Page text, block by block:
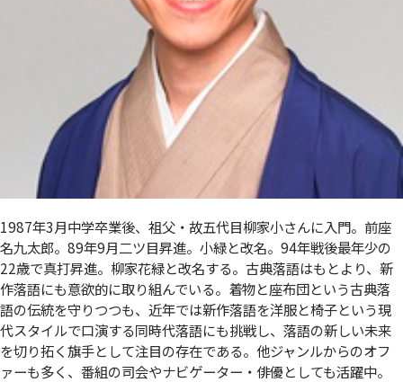
1987年3月中学卒業後、祖父・故五代目柳家小さんに入門。前座
名九太郎。89年9月二ツ目昇進。小緑と改名。94年戦後最年少の
22歳で真打昇進。柳家花緑と改名する。古典落語はもとより、新
作落語にも意欲的に取り組んでいる。着物と座布団という古典落
語の伝統を守りつつも、近年では新作落語を洋服と椅子という現
代スタイルで口演する同時代落語にも挑戦し、落語の新しい未来
を切り拓く旗手として注目の存在である。他ジャンルからのオフ
ァーも多く、番組の司会やナビゲーター・俳優としても活躍中。